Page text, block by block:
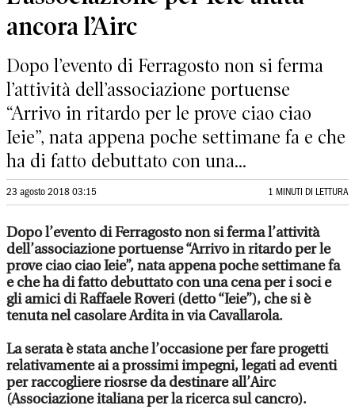
ancora l’Airc
Dopo l’evento di Ferragosto non si ferma
l’attività dell’associazione portuense
“Arrivo in ritardo per le prove ciao ciao
Ieie”, nata appena poche settimane fa e che
ha di fatto debuttato con una...
23 agosto 2018 03:15 1 MINUTI DI LETTURA
Dopo l’evento di Ferragosto non si ferma l’attività
dell’associazione portuense “Arrivo in ritardo per le
prove ciao ciao Ieie”, nata appena poche settimane fa
e che ha di fatto debuttato con una cena per i soci e
gli amici di Raffaele Roveri (detto “Ieie”), che si è
tenuta nel casolare Ardita in via Cavallarola.
La serata è stata anche l’occasione per fare progetti
relativamente ai a prossimi impegni, legati ad eventi
per raccogliere riosrse da destinare all’Airc
(Associazione italiana per la ricerca sul cancro).